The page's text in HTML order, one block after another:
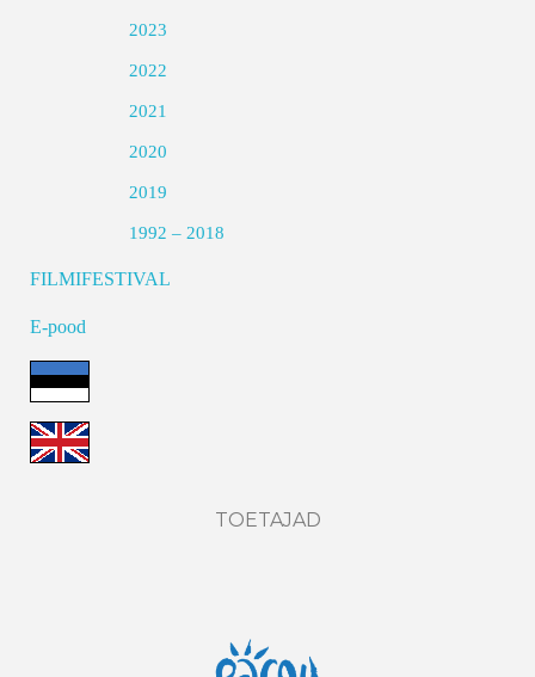
2023
2022
2021
2020
2019
1992 – 2018
FILMIFESTIVAL
E-pood
TOETAJAD